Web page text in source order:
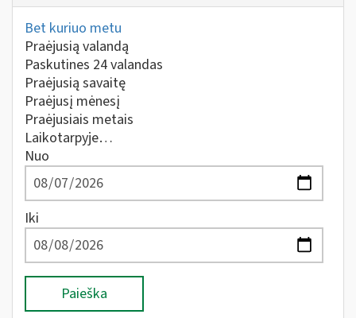
Bet kuriuo metu
Praėjusią valandą
Paskutines 24 valandas
Praėjusią savaitę
Praėjusį mėnesį
Praėjusiais metais
Laikotarpyje…
Nuo
Iki
Paieška